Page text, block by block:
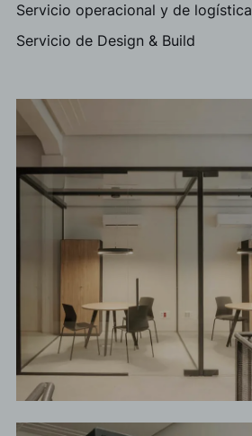
Servicio operacional y de logística
Servicio de Design & Build